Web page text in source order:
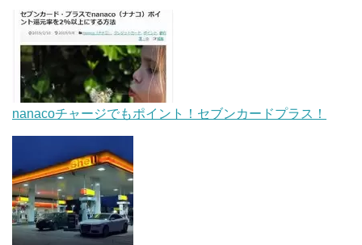
nanacoチャージでもポイント！セブンカードプラス！